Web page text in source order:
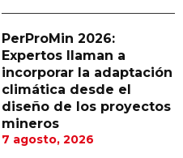
PerProMin 2026:
Expertos llaman a
incorporar la adaptación
climática desde el
diseño de los proyectos
mineros
7 agosto, 2026